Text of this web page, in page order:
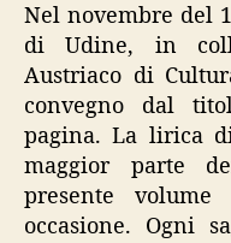
Nel novembre del
di Udine, in
Austriaco di
convegno dal
pagina. La lirica
maggior parte
presente
occasione. Ogni